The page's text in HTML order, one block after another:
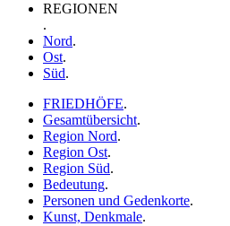
REGIONEN
.
Nord.
Ost.
Süd.
FRIEDHÖFE.
Gesamtübersicht.
Region Nord.
Region Ost.
Region Süd.
Bedeutung.
Personen und Gedenkorte.
Kunst, Denkmale.